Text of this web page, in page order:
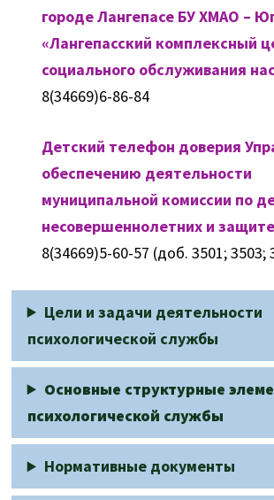
городе Лангепасе БУ ХМАО –
«Лангепасский комплексный
социального обслуживания
8(34669)6-86-84
Детский телефон доверия
обеспечению деятельности
муниципальной комиссии по
несовершеннолетних и
8(34669)5-60-57 (доб. 3501; 3503;
Цели и задачи деятельности
психологической службы
Основные структурные
психологической службы
Нормативные документы